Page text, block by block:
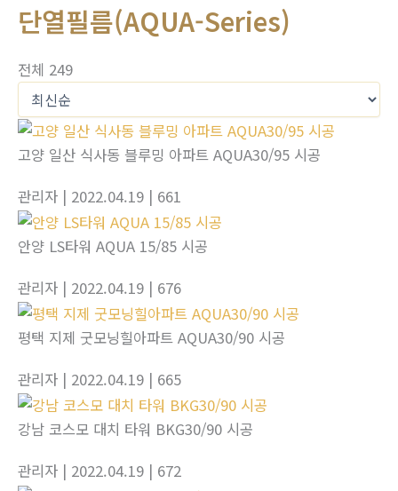
단열필름(AQUA-Series)
전체 249
고양 일산 식사동 블루밍 아파트 AQUA30/95 시공
관리자 | 2022.04.19 | 661
안양 LS타워 AQUA 15/85 시공
관리자 | 2022.04.19 | 676
평택 지제 굿모닝힐아파트 AQUA30/90 시공
관리자 | 2022.04.19 | 665
강남 코스모 대치 타워 BKG30/90 시공
관리자 | 2022.04.19 | 672